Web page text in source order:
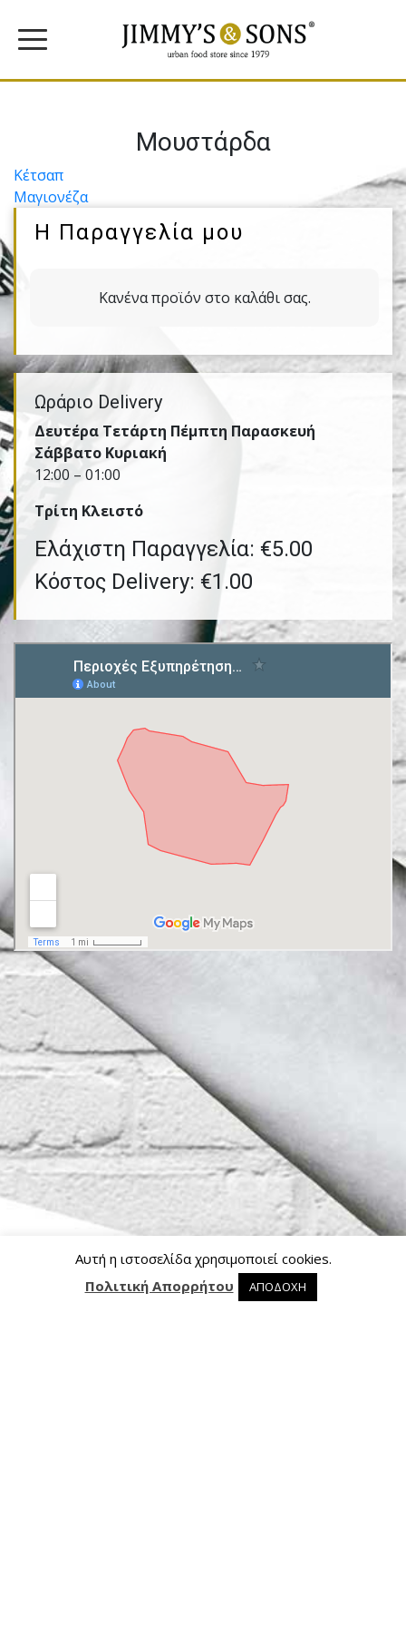
0 0 προϊόντα στο καλάθι
Μουστάρδα
Πλοήγηση
άρθρων
Κέτσαπ
Μαγιονέζα
Η Παραγγελία μου
Κανένα προϊόν στο καλάθι σας.
Ωράριο Delivery
Δευτέρα Τετάρτη Πέμπτη Παρασκευή
Σάββατο Κυριακή
12:00 – 01:00
Τρίτη Kλειστό
Ελάχιστη Παραγγελία: €5.00
Κόστος Delivery: €1.00
Αυτή η ιστοσελίδα χρησιμοποιεί cookies.
Πολιτική Απορρήτου
ΑΠΟΔΟΧΗ